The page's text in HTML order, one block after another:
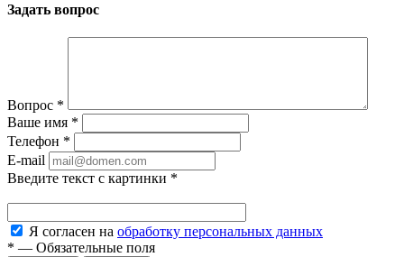
Задать вопрос
Вопрос *
Ваше имя *
Телефон *
E-mail
Введите текст с картинки *
Я согласен на обработку персональных данных
* — Обязательные поля